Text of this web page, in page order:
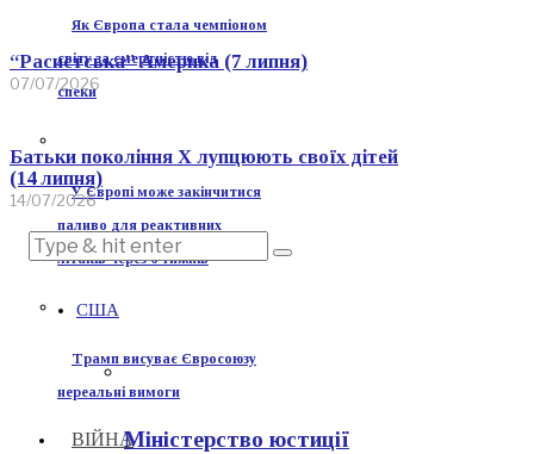
Як Європа стала чемпіоном
світу за смертністю від
спеки
У Європі може закінчитися
паливо для реактивних
літаків через 6 тижнів
Трамп висуває Євросоюзу
нереальні вимоги
ВІЙНА
“Расистська” Америка (7 липня)
07/07/2026
Батьки покоління Х лупцюють своїх дітей
(14 липня)
14/07/2026
США
Міністерство юстиції